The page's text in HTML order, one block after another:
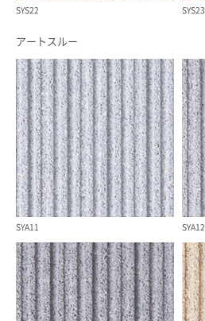
SYS22 SYS23
アートスルー
SYA11 SYA12